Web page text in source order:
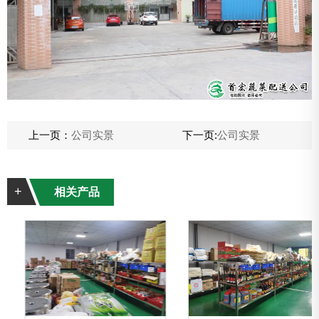
上一页： 公司实景 下一页:公司实景
+ 相关产品